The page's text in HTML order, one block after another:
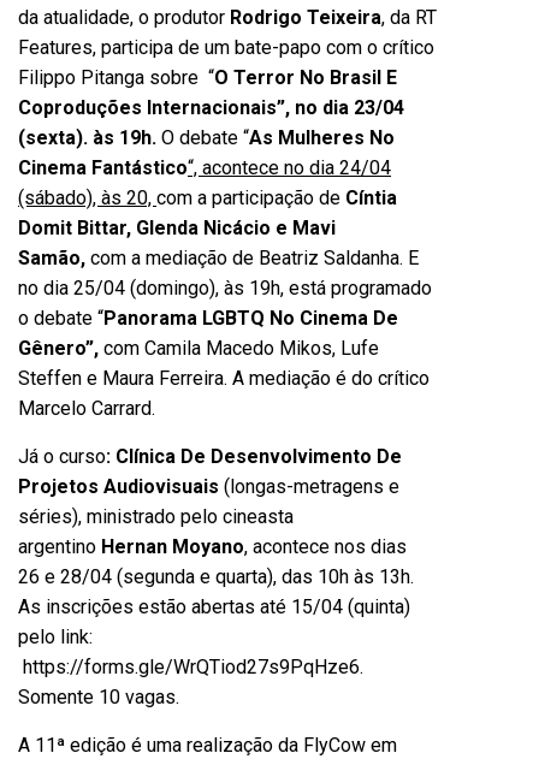
da atualidade, o produtor Rodrigo Teixeira, da RT
Features, participa de um bate-papo com o crítico
Filippo Pitanga sobre “O Terror No Brasil E
Coproduções Internacionais”, no dia 23/04
(sexta). às 19h. O debate “As Mulheres No
Cinema Fantástico“, acontece no dia 24/04
(sábado), às 20, com a participação de Cíntia
Domit Bittar, Glenda Nicácio e Mavi
Samão, com a mediação de Beatriz Saldanha. E
no dia 25/04 (domingo), às 19h, está programado
o debate “Panorama LGBTQ No Cinema De
Gênero”, com Camila Macedo Mikos, Lufe
Steffen e Maura Ferreira. A mediação é do crítico
Marcelo Carrard.
Já o curso: Clínica De Desenvolvimento De
Projetos Audiovisuais (longas-metragens e
séries), ministrado pelo cineasta
argentino Hernan Moyano, acontece nos dias
26 e 28/04 (segunda e quarta), das 10h às 13h.
As inscrições estão abertas até 15/04 (quinta)
pelo link:
https://forms.gle/WrQTiod27s9PqHze6.
Somente 10 vagas.
A 11ª edição é uma realização da FlyCow em